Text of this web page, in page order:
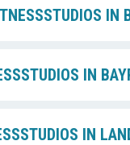
IN
IN
IN